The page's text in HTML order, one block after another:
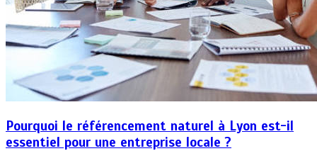
Pourquoi le référencement naturel à Lyon est-il
essentiel pour une entreprise locale ?